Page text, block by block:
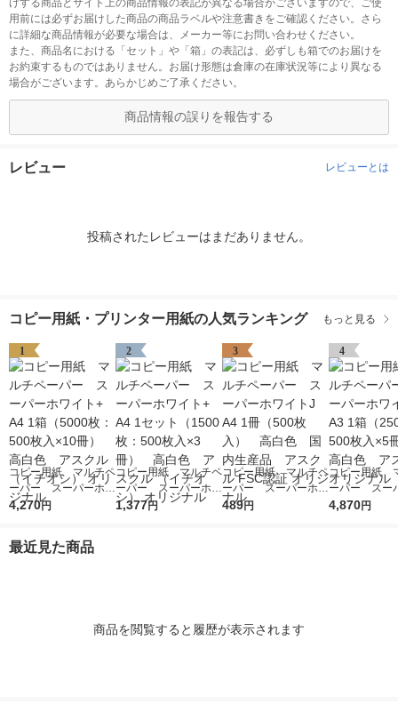
けする商品とサイト上の商品情報の表記が異なる場合がございますので、ご使
用前には必ずお届けした商品の商品ラベルや注意書きをご確認ください。さら
に詳細な商品情報が必要な場合は、メーカー等にお問い合わせください。
また、商品名における「セット」や「箱」の表記は、必ずしも箱でのお届けを
お約束するものではありません。お届け形態は倉庫の在庫状況等により異なる
場合がございます。あらかじめご了承ください。
商品情報の誤りを報告する
レビュー レビューとは
投稿されたレビューはまだありません。
コピー用紙・プリンター用紙の人気ランキング もっと見る
1
コピー用紙 マルチペ
ーパー スーパーホワ
イト+ A4 1箱（5000
（イチオシ） オリジ
4,270円
2
コピー用紙 マルチペ
ーパー スーパーホワ
イト+ A4 1セット
1,377円
3
コピー用紙 マルチペ
ーパー スーパーホワ
イトJ A4 1冊（500
489円
4
コピー用紙
ーパー スー
イト+ A3 1
4,870円
最近見た商品
商品を閲覧すると履歴が表示されます